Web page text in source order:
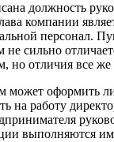
должность
компании
персонал.
не сильно
но отличия все же
может оформить
на работу
выполняются